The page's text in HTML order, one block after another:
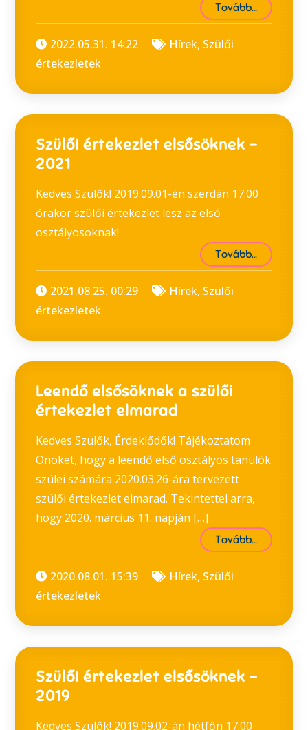
Tovább…
2022.05.31. 14:22 Hírek, Szülői
értekezletek
Szülői értekezlet elsősöknek –
2021
Kedves Szülők! 2019.09.01-én szerdán 17:00
órakor szülői értekezlet lesz az első
osztályosoknak!
Tovább…
2021.08.25. 00:29 Hírek, Szülői
értekezletek
Leendő elsősöknek a szülői
értekezlet elmarad
Kedves Szülők, Érdeklődők! Tájékoztatom
Önöket, hogy a leendő első osztályos tanulók
szülei számára 2020.03.26-ára tervezett
szülői értekezlet elmarad. Tekintettel arra,
hogy 2020. március 11. napján […]
Tovább…
2020.08.01. 15:39 Hírek, Szülői
értekezletek
Szülői értekezlet elsősöknek –
2019
Kedves Szülők! 2019.09.02-án hétfőn 17:00